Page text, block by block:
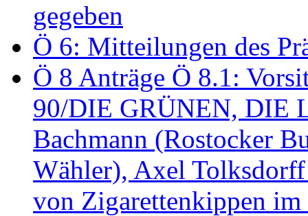
gegeben
Ö 6: Mitteilungen des
Ö 8 Anträge Ö 8.1:
90/DIE GRÜNEN, DIE
Bachmann (Rostocker
Wähler), Axel
von Zigarettenkippen